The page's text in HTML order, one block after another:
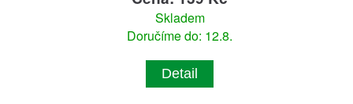
Skladem
Doručíme do: 12.8.
Detail